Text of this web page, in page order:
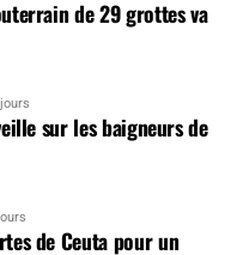
de 29 grottes va
sur les baigneurs de
de Ceuta pour un